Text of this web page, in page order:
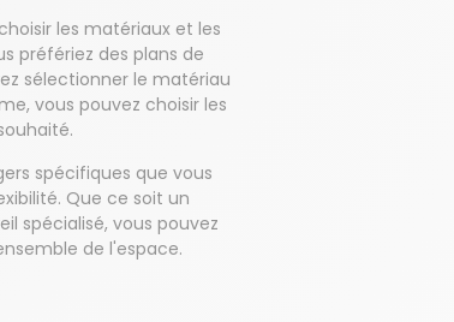
les matériaux et les
préfériez des plans de
sélectionner le matériau
vous pouvez choisir les
spécifiques que vous
Que ce soit un
spécialisé, vous pouvez
de l'espace.